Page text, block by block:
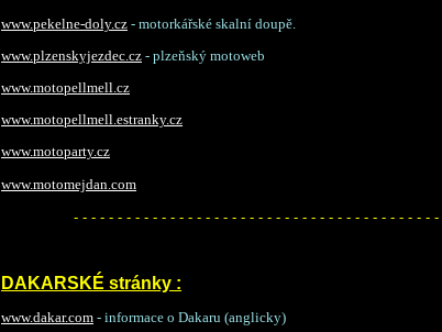
www.pekelne-doly.cz - motorkářské skalní doupě.
www.plzenskyjezdec.cz - plzeňský motoweb
www.motopellmell.cz
www.motopellmell.estranky.cz
www.motoparty.cz
www.motomejdan.com
- - - - - - - - - - - - - - - - - - - - - - - - - - - - - - - - - - - - - - - - -
DAKARSKÉ stránky :
www.dakar.com - informace o Dakaru (anglicky)